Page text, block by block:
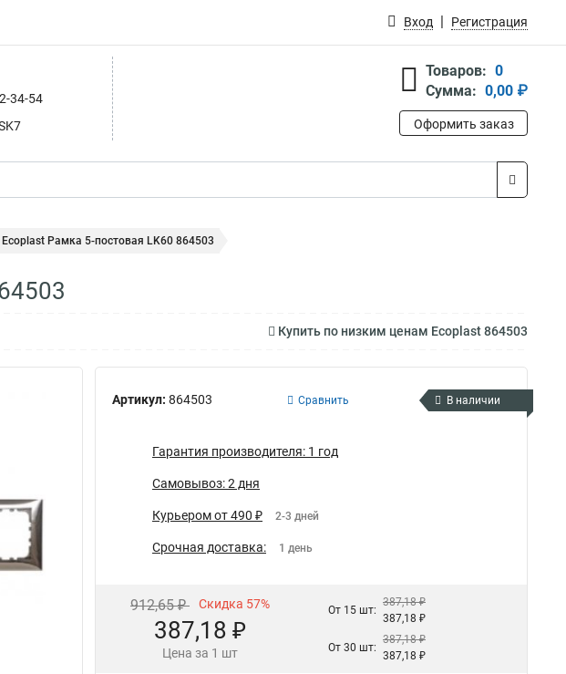
Вход Регистрация
34-54
Товаров: 0
Сумма: 0,00 ₽
Оформить заказ
Ecoplast Рамка 5-постовая LK60 864503
Купить по низким ценам Ecoplast 864503
Артикул: 864503 Сравнить В наличии
Гарантия производителя: 1 год
Самовывоз: 2 дня
Курьером от 490 ₽ 2-3 дней
Срочная доставка: 1 день
912,65 ₽ Скидка 57%
387,18 ₽
Цена за 1 шт
От 15 шт:
387,18 ₽
387,18 ₽
От 30 шт:
387,18 ₽
387,18 ₽